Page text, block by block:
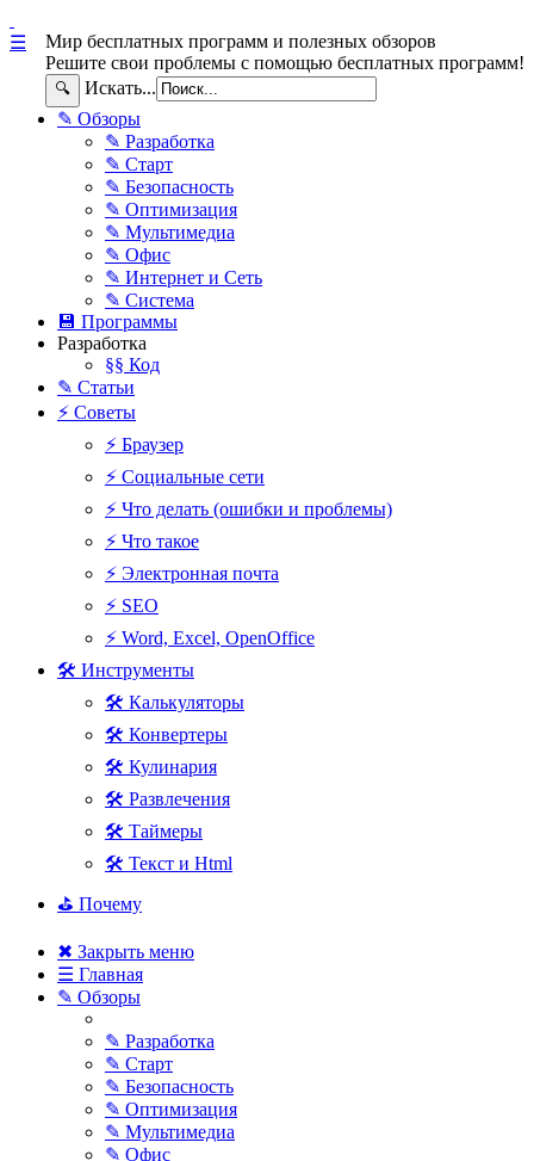
Мир бесплатных программ и полезных обзоров
Решите свои проблемы с помощью бесплатных программ!
🔍 Искать...
☰
✎ Обзоры
✎ Разработка
✎ Старт
✎ Безопасность
✎ Оптимизация
✎ Мультимедиа
✎ Офис
✎ Интернет и Сеть
✎ Система
💾 Программы
Разработка
§§ Код
✎ Статьи
⚡ Советы
⚡ Браузер
⚡ Социальные сети
⚡ Что делать (ошибки и проблемы)
⚡ Что такое
⚡ Электронная почта
⚡ SEO
⚡ Word, Excel, OpenOffice
🛠 Инструменты
🛠 Калькуляторы
🛠 Конвертеры
🛠 Кулинария
🛠 Развлечения
🛠 Таймеры
🛠 Текст и Html
⛳ Почему
✖ Закрыть меню
☰ Главная
✎ Обзоры
✎ Разработка
✎ Старт
✎ Безопасность
✎ Оптимизация
✎ Мультимедиа
✎ Офис